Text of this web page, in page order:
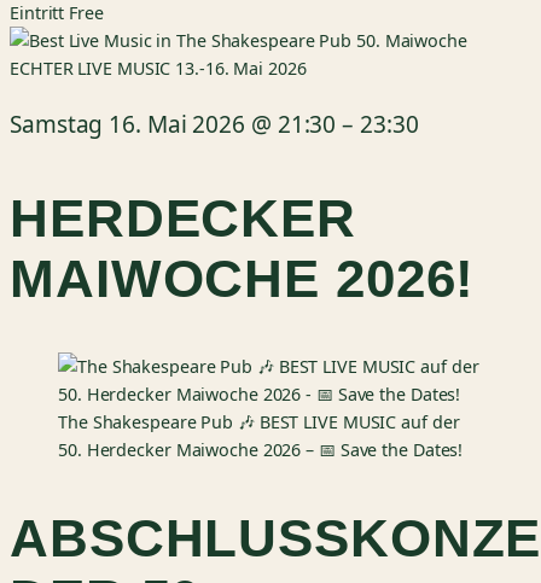
Eintritt Free
Samstag 16. Mai 2026 @ 21:30– 23:30
HERDECKER
MAIWOCHE 2026!
The Shakespeare Pub 🎶 BEST LIVE MUSIC auf der
50. Herdecker Maiwoche 2026 – 📅 Save the Dates!